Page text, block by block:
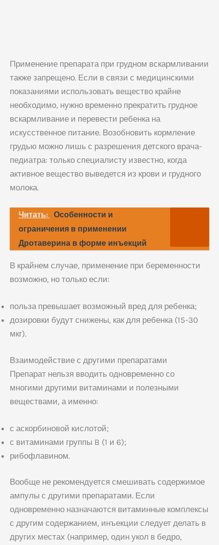
Применение препарата при грудном вскармливании
также запрещено. Если в связи с медицинскими
показаниями использовать вещество крайне
необходимо, нужно временно прекратить грудное
вскармливание и перевести ребенка на
искусственное питание. Возобновить кормление
грудью можно лишь с разрешения детского врача-
педиатра: только специалисту известно, когда
активное вещество выведется из крови и грудного
молока.
Читать:
Особенности и
ограничения в применении
Дротаверина в форме инъекций
В крайнем случае, применение при беременности
возможно, но только если:
польза превышает возможный вред для ребенка;
дозировки будут снижены, как для ребенка (15-30
мкг).
Взаимодействие с другими препаратами
Препарат нельзя вводить одновременно со
многими другими витаминами и полезными
веществами, а именно:
с аскорбиновой кислотой;
с витаминами группы B (1 и 6);
рибофлавином.
Вообще не рекомендуется смешивать содержимое
ампулы с другими препаратами. Если
одновременно назначаются витаминные комплексы
с другим содержанием, инъекции следует делать в
других местах (например, один укол в бедро,